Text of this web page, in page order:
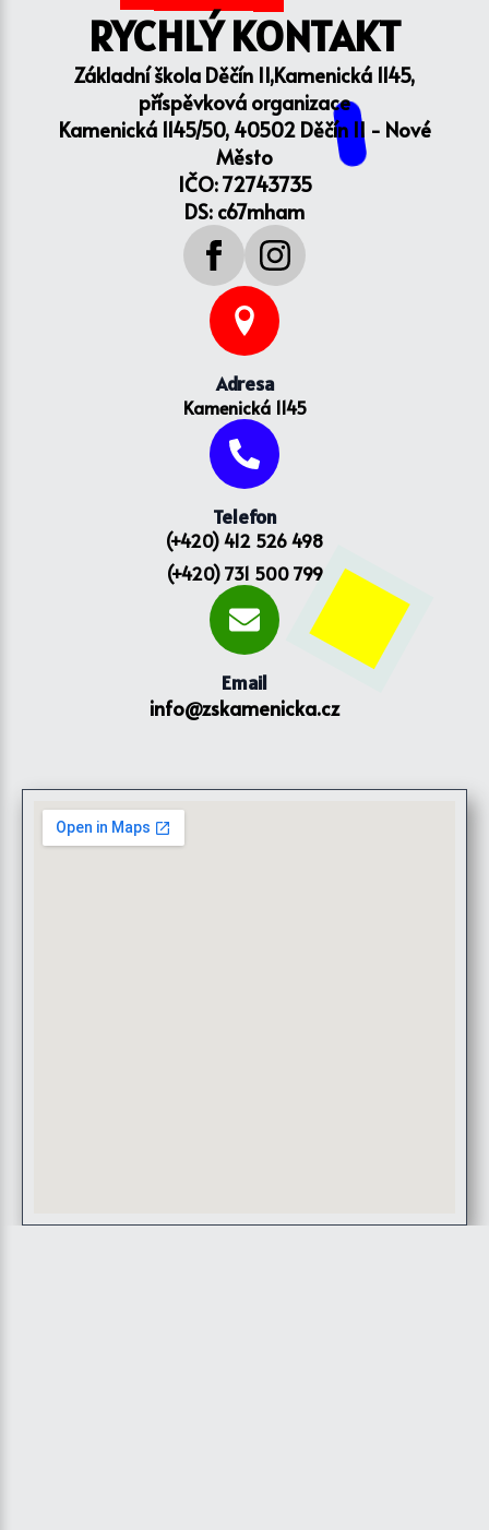
RYCHLÝ KONTAKT
Základní škola Děčín II,Kamenická 1145,
příspěvková organizace
Kamenická 1145/50, 40502 Děčín II - Nové
Město
IČO: 72743735
DS: c67mham
Adresa
Kamenická 1145
Telefon
(+420) 412 526 498
(+420) 731 500 799
Email
info@zskamenicka.cz